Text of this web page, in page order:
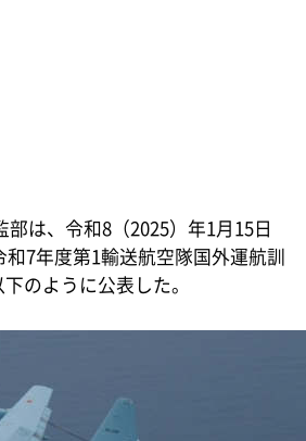
は、令和8（2025）年1月15日
和7年度第1輸送航空隊国外運航訓
のように公表した。